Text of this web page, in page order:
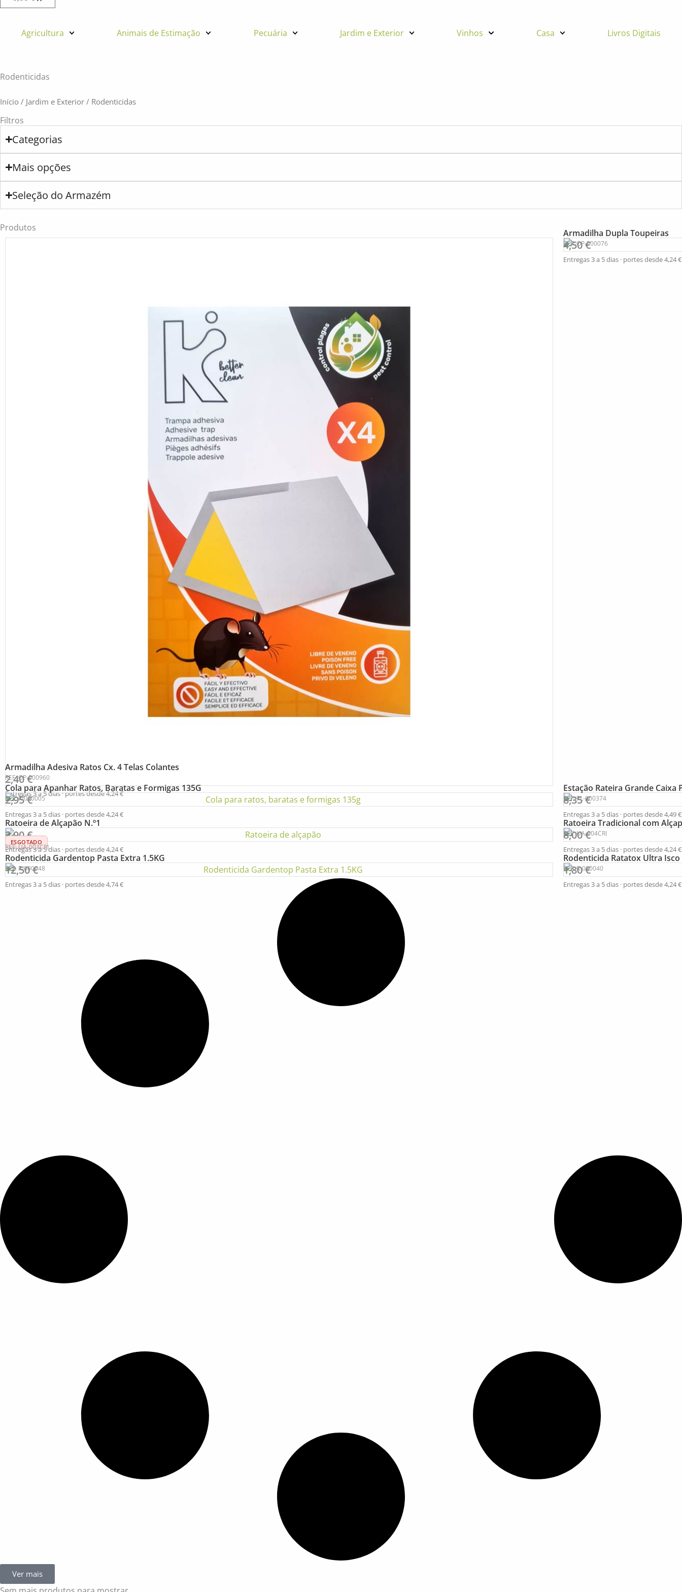
Agricultura Animais de Estimação Pecuária Jardim e Exterior Vinhos Casa Livros Digitais
Rodenticidas
Início / Jardim e Exterior / Rodenticidas
Filtros
Categorias
Mais opções
Seleção do Armazém
Produtos
Armadilha Adesiva Ratos Cx. 4 Telas Colantes
2,40€
Entregas 3 a 5 dias · portes desde4,24€
REF: OP-000960
Armadilha Dupla Toupeiras
4,50€
Entregas 3 a 5 dias · portes desde4,24€
REF: OP-000076
Cola para Apanhar Ratos, Baratas e Formigas 135G
2,95€
Entregas 3 a 5 dias · portes desde4,24€
REF: R-000005
Estação Rateira Grande Caixa
8,35€
Entregas 3 a 5 dias · portes desde4,49€
REF: PL-000374
Ratoeira de Alçapão N.º1
3,90€
Entregas 3 a 5 dias · portes desde4,24€
ESGOTADO
REF: UA-003CRI
Ratoeira Tradicional com
8,00€
Entregas 3 a 5 dias · portes desde4,24€
REF: UA-004CRI
Rodenticida Gardentop Pasta Extra 1.5KG
12,50€
Entregas 3 a 5 dias · portes desde4,74€
REF: R-000048
Rodenticida Ratatox Ultra Isco
1,80€
Entregas 3 a 5 dias · portes desde4,24€
REF: R-000040
Ver mais